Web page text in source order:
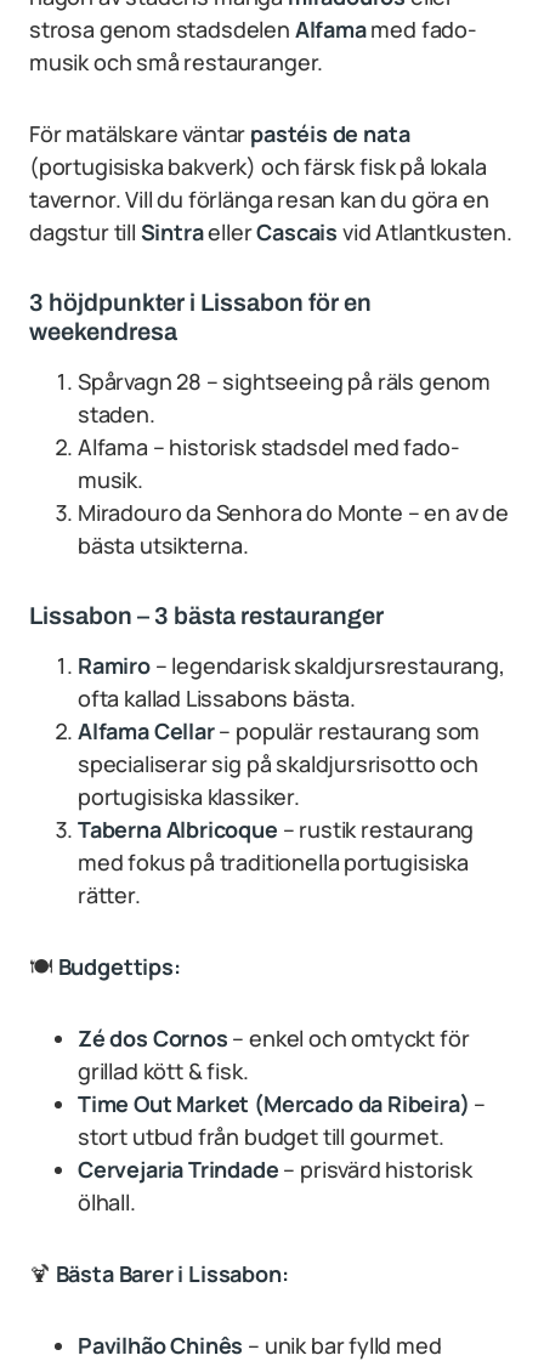
strosa genom stadsdelen Alfamamed fado-
musik och små restauranger.
För matälskare väntar pastéis de nata
(portugisiska bakverk) och färsk fisk på lokala
tavernor. Vill du förlänga resan kan du göra en
dagstur till SintraellerCascais vid Atlantkusten.
3 höjdpunkter i Lissabon för en
weekendresa
Spårvagn 28 – sightseeing på räls genom
staden.
Alfama – historisk stadsdel med fado-
musik.
Miradouro da Senhora do Monte – en av de
bästa utsikterna.
Lissabon – 3 bästa restauranger
Ramiro– legendarisk skaldjursrestaurang,
ofta kallad Lissabons bästa.
Alfama Cellar– populär restaurang som
specialiserar sig på skaldjursrisotto och
portugisiska klassiker.
Taberna Albricoque – rustik restaurang
med fokus på traditionella portugisiska
rätter.
🍽 Budgettips:
Zé dos Cornos – enkel och omtyckt för
grillad kött & fisk.
Time Out Market (Mercado da Ribeira) –
stort utbud från budget till gourmet.
Cervejaria Trindade – prisvärd historisk
ölhall.
🍹 Bästa Barer i Lissabon:
Pavilhão Chinês – unik bar fylld med